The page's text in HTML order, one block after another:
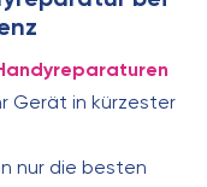
Gerät in kürzester
nur die besten